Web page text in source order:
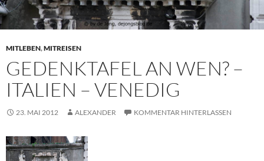
MITLEBEN,MITREISEN
GEDENKTAFEL AN WEN? –
ITALIEN – VENEDIG
23. MAI 2012 ALEXANDER KOMMENTAR HINTERLASSEN